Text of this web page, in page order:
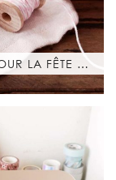
LA FÊTE …